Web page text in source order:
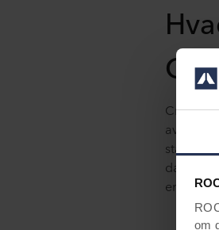
om
Cradle
dag, der
en